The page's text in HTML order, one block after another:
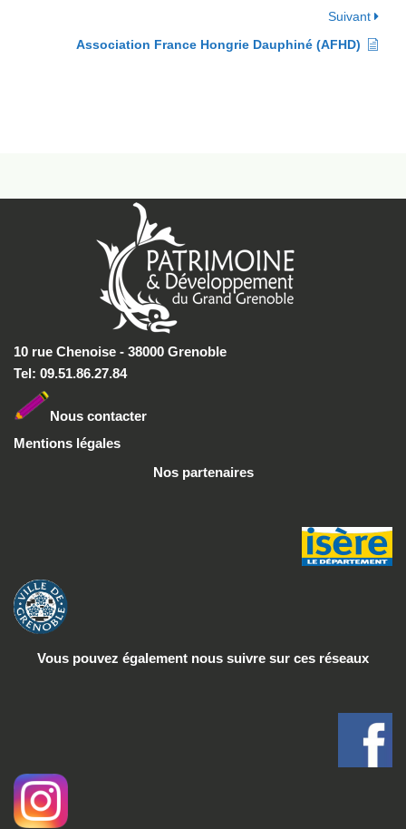
Suivant
Association France Hongrie Dauphiné (AFHD)
10 rue Chenoise - 38000 Grenoble
Tel: 09.51.86.27.84
Nous contacter
Mentions légales
Nos partenaires
Vous pouvez également nous suivre sur ces réseaux